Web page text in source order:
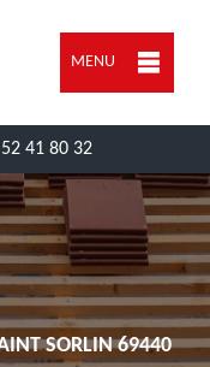
MENU
41 80 32
SORLIN 69440